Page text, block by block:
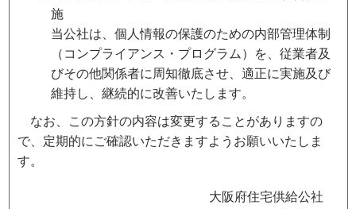
施
当公社は、個人情報の保護のための内部管理体制
（コンプライアンス・プログラム）を、従業者及
びその他関係者に周知徹底させ、適正に実施及び
維持し、継続的に改善いたします。
なお、この方針の内容は変更することがありますの
で、定期的にご確認いただきますようお願いいたしま
す。
大阪府住宅供給公社